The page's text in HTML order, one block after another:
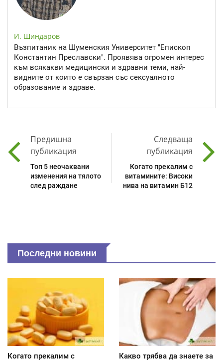
И. Шиндаров
Възпитаник на Шуменския Университет "Епископ
Константин Преславски". Проявява огромен интерес
към всякакви медицински и здравни теми, най-
видните от които е свързан със сексуалното
образование и здраве.
Предишна
публикация
Топ 5 неочаквани
изменения на тялото
след раждане
Следваща
публикация
Когато прекалим с
витамините: Високи
нива на витамин Б12
Последни новини
Когато прекалим с
Какво трябва да знаете за